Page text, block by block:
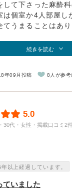
して下さった麻酔
は個室か4人部屋し
うまることはあり
続きを読む
年09月投稿 8人が参考
5.0
30代・女性・掲載口コミ2件
以上経過しています。
ていました